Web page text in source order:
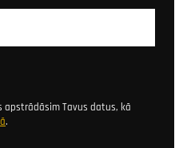
apstrādāsim Tavus datus, kā
.